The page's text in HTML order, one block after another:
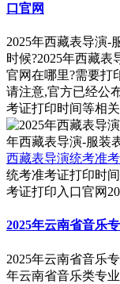
口官网
2025年西藏表导演-
时候?2025年西藏
官网在哪里?需要打
请注意,官方已经公
考证打印时间等相关
西藏表导演统考准
统考准考证打印时
考证打印入口官网
2025年云南省音乐
2025年云南省音乐
年云南省音乐类专